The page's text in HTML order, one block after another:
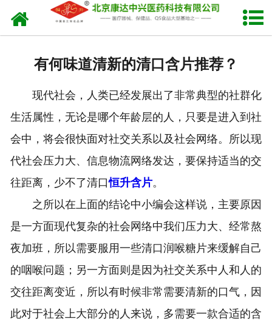
网站首页
生产设备
发货现场
人才招聘
联系我们
有何味道清新的清口含片推荐？
现代社会，人类已经发展出了非常典型的社群化
生活属性，无论是哪个年龄层的人，只要是进入到社
会中，将会很快面对社交关系以及社会网络。所以现
代社会压力大、信息物流网络发达，要保持适当的交
往距离，少不了清口恒升含片。
之所以在上面的结论中小编会这样说，主要原因
是一方面现代复杂的社会网络中我们压力大、经常熬
夜加班，所以需要服用一些清口润喉糖片来缓解自己
的咽喉问题；另一方面则是因为社交关系中人和人的
交往距离变近，所以有时候非常需要清新的口气，因
此对于社会上大部分的人来说，多需要一款合适的含